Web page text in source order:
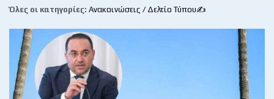
Όλες οι κατηγορίες: Ανακοινώσεις / Δελτίο Τύπου✍